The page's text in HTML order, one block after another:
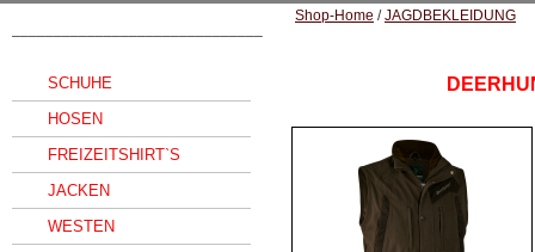
SCHUHE
HOSEN
FREIZEITSHIRT`S
JACKEN
WESTEN
Shop-Home /JAGDBEKLEIDUNG